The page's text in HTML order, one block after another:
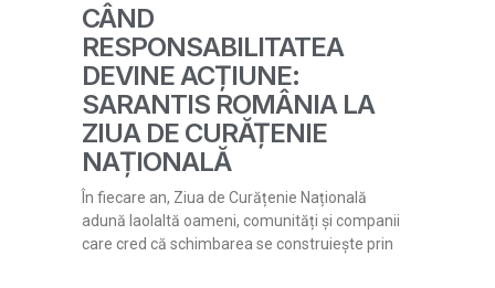
CÂND
RESPONSABILITATEA
DEVINE ACȚIUNE:
SARANTIS ROMÂNIA LA
ZIUA DE CURĂȚENIE
NAȚIONALĂ
În fiecare an, Ziua de Curățenie Națională
adună laolaltă oameni, comunități și companii
care cred că schimbarea se construiește prin